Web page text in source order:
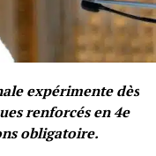
expérimente dès
renforcés en 4e
obligatoire.